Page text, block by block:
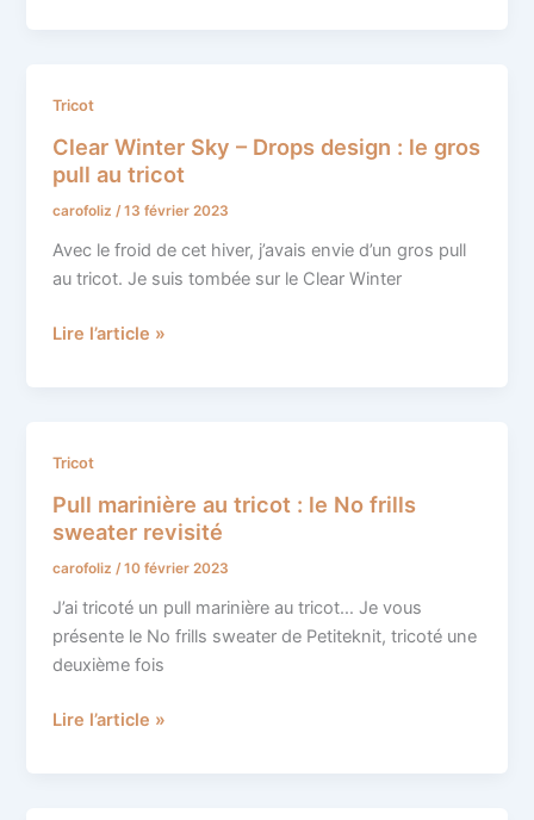
Tricot
Clear Winter Sky – Drops design : le gros
pull au tricot
carofoliz/13 février 2023
Avec le froid de cet hiver, j’avais envie d’un gros pull
au tricot. Je suis tombée sur le Clear Winter
Clear
Sky
–
Drops
design
:
gros
Lire l’article »
Tricot
Pull marinière au tricot : le No frills
sweater revisité
carofoliz/10 février 2023
J’ai tricoté un pull marinière au tricot… Je vous
présente le No frills sweater de Petiteknit, tricoté une
deuxième fois
Pull
au
tricot
:
le
No
frills
revisité
Lire l’article »